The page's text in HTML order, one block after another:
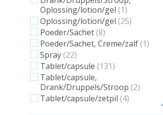
Oplossing/lotion/gel (1)
Oplossing/lotion/gel (25)
Poeder/Sachet (8)
Poeder/Sachet, Creme/zalf (1)
Spray (22)
Tablet/capsule (131)
Tablet/capsule,
Drank/Druppels/Stroop (2)
Tablet/capsule/zetpil (4)